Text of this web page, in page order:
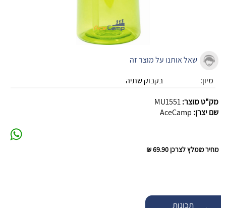
שאל אותנו על מוצר זה
מיון:
בקבוק שתיה
מק"ט מוצר:MU1551
שם יצרן: AceCamp
מחיר מומלץ לצרכן 69.90 ₪
תכונות